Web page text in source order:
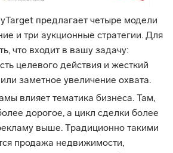
предлагает четыре модели
и три аукционные стратегии. Для
что входит в вашу задачу:
целевого действия и жесткий
заметное увеличение охвата.
влияет тематика бизнеса. Там,
дорогое, а цикл сделки более
выше. Традиционно такими
продажа недвижимости,